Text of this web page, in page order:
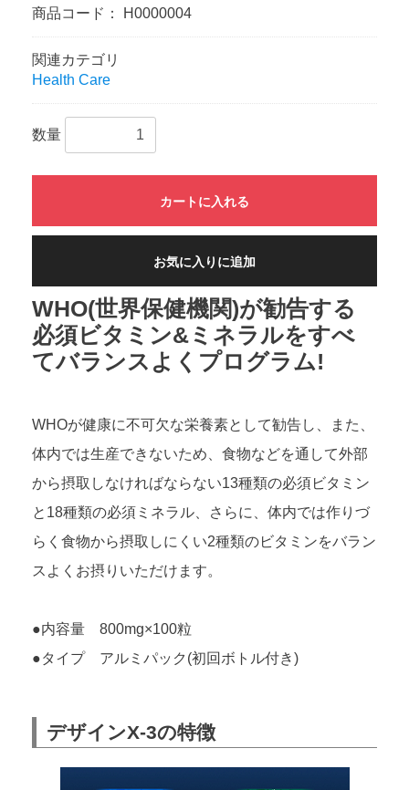
商品コード： H0000004
関連カテゴリ
Health Care
数量
カートに入れる
お気に入りに追加
WHO(世界保健機関)が勧告する
必須ビタミン&ミネラルをすべ
てバランスよくプログラム!
WHOが健康に不可欠な栄養素として勧告し、また、
体内では生産できないため、食物などを通して外部
から摂取しなければならない13種類の必須ビタミン
と18種類の必須ミネラル、さらに、体内では作りづ
らく食物から摂取しにくい2種類のビタミンをバラン
スよくお摂りいただけます。
●内容量 800mg×100粒
●タイプ アルミパック(初回ボトル付き)
デザインX-3の特徴